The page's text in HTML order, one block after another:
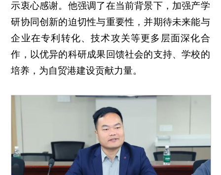
示衷心感谢。他强调了在当前背景下，加强产学
研协同创新的迫切性与重要性，并期待未来能与
企业在专利转化、技术攻关等更多层面深化合
作，以优异的科研成果回馈社会的支持、学校的
培养，为自贸港建设贡献力量。